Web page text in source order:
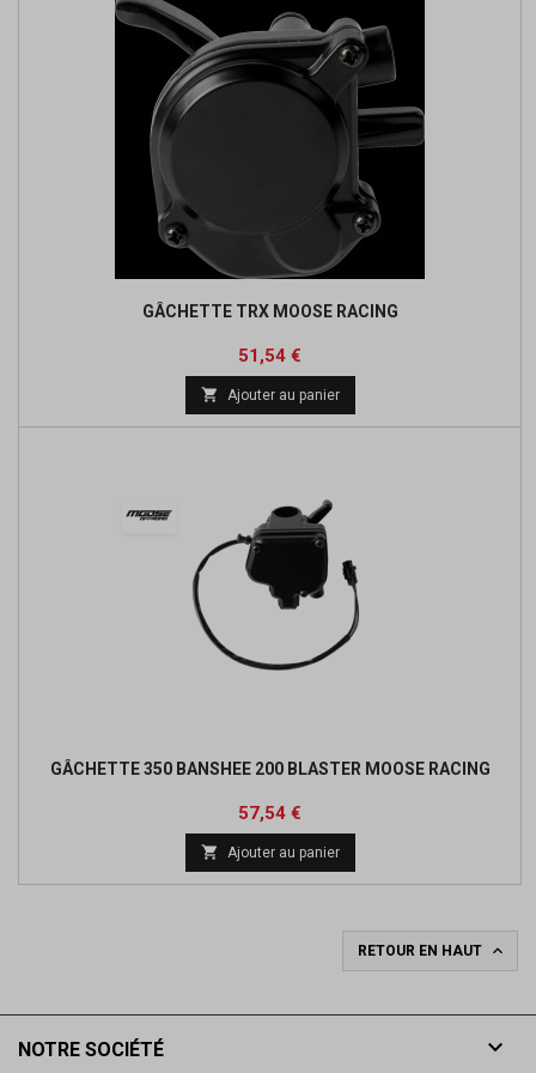
GÂCHETTE TRX MOOSE RACING
Prix
51,54 €
 Ajouter au panier
GÂCHETTE 350 BANSHEE 200 BLASTER MOOSE RACING
Prix
57,54 €
 Ajouter au panier
RETOUR EN HAUT 
NOTRE SOCIÉTÉ 